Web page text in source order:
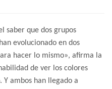
saber que dos grupos
evolucionado en dos
hacer lo mismo», afirma la
de ver los colores
ambos han llegado a